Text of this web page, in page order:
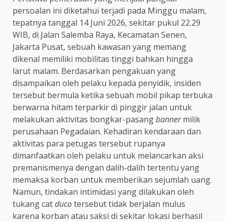
persoalan ini diketahui terjadi pada Minggu malam,
tepatnya tanggal 14 Juni 2026, sekitar pukul 22.29
WIB, di Jalan Salemba Raya, Kecamatan Senen,
Jakarta Pusat, sebuah kawasan yang memang
dikenal memiliki mobilitas tinggi bahkan hingga
larut malam. Berdasarkan pengakuan yang
disampaikan oleh pelaku kepada penyidik, insiden
tersebut bermula ketika sebuah mobil pikap terbuka
berwarna hitam terparkir di pinggir jalan untuk
melakukan aktivitas bongkar-pasangbannermilik
perusahaan Pegadaian. Kehadiran kendaraan dan
aktivitas para petugas tersebut rupanya
dimanfaatkan oleh pelaku untuk melancarkan aksi
premanismenya dengan dalih-dalih tertentu yang
memaksa korban untuk memberikan sejumlah uang.
Namun, tindakan intimidasi yang dilakukan oleh
tukang catducotersebut tidak berjalan mulus
karena korban atau saksi di sekitar lokasi berhasil